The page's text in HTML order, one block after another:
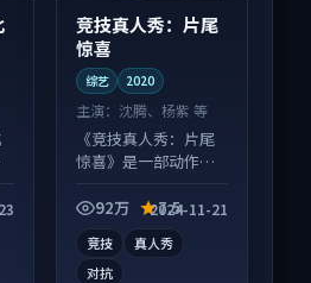
竞技真人秀：片尾
惊喜
综艺 2020
主演： 沈腾、杨紫 等
《竞技真人秀：片尾
惊喜》是一部动作向
信息量大，适合沉浸
92万 7.5
2024-11-21
竞技
真人秀
对抗